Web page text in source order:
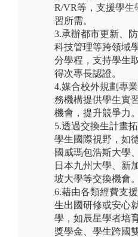
R/VR等，支援學生
習所需。
3.承辦都市更新、
科技管理等跨領域
分學程，支持學生
得次專長認證。
4.媒合校外規劃專
務機構提供學生實
機會，提升競爭力。
5.透過交換生計畫
學生國際視野，如
國威瑪包浩斯大學、
日本九州大學、新
坡大學等交換機會。
6.藉由各類經費支
生出國研修或安心
學，如辰星學者培
獎學金、學生跨國